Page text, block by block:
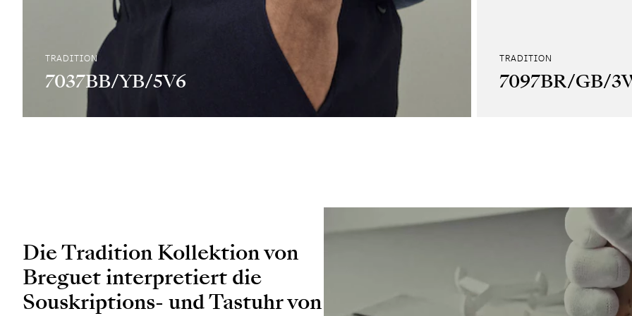
TRADITION
7037BB/YB/5V6
TRADITION
7097BR/GB/
Die Tradition Kollektion von
Breguet interpretiert die
Souskriptions- und Tastuhr von